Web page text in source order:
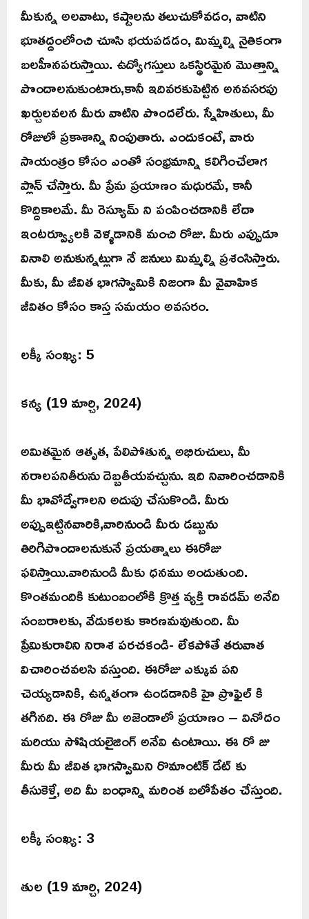
మీకున్న అలవాటు, కష్టాలను తలుచుకోవడం, వాటిని
భూతద్దంలోంచి చూసి భయపడడం, మిమ్మల్ని నైతికంగా
బలహీనపరుస్తాయి. ఉద్యోగస్తులు ఒకస్థిరమైన మొత్తాన్ని
పొందాలనుకుంటారు,కానీ ఇదివరకుపెట్టిన అనవసరపు
ఖర్చులవలన మీరు వాటిని పొందలేరు. స్నేహితులు, మీ
రోజులో ప్రకాశాన్ని నింపుతారు. ఎందుకంటే, వారు
సాయంత్రం కోసం ఎంతో సంభ్రమాన్ని కలిగించేలాగ
ప్లాన్ చేస్తారు. మీ ప్రేమ ప్రయాణం మధురమే, కానీ
కొద్దికాలమే. మీ రెస్యూమ్ ని పంపించడానికి లేదా
ఇంటర్వ్యూలకి వెళ్ళడానికి మంచి రోజు. మీరు ఎప్పుడూ
వినాలి అనుకున్నట్లుగా నే జనులు మిమ్మల్ని ప్రశంసిస్తారు.
మీకు, మీ జీవిత భాగస్వామికి నిజంగా మీ వైవాహిక
జీవితం కోసం కాస్త సమయం అవసరం.
లక్కీ సంఖ్య: 5
కన్య (19 మార్చి, 2024)
అమితమైన ఆతృత, పేలిపోతున్న అభిరుచులు, మీ
నరాలపనితీరును దెబ్బతీయవచ్చును. ఇది నివారించడానికి
మీ భావోద్వేగాలని అదుపు చేసుకొండి. మీరు
అప్పుఇట్చినవారికి,వారినుండి మీరు డబ్బును
తిరిగిపొందాలనుకునే ప్రయత్నాలు ఈరోజు
ఫలిస్తాయి.వారినుండి మీకు ధనము అందుతుంది.
కొంతమందికి కుటుంబంలోకి క్రొత్త వ్యక్తి రావడమ్ అనేది
సంబరాలకు, వేడుకలకు కారణమవుతుంది. మీ
ప్రేమికురాలిని నిరాశ పరచకండి- లేకపోతే తరువాత
విచారించవలసి వస్తుంది. ఈరోజు ఎక్కువ పని
చెయ్యడానికి, ఉన్నతంగా ఉండడానికి హై ప్రొఫైల్ కి
తగినది. ఈ రోజు మీ అజెండాలో ప్రయాణం – వినోదం
మరియు సోషియలైజింగ్ అనేవి ఉంటాయి. ఈ రో జు
మీరు మీ జీవిత భాగస్వామిని రొమాంటిక్ డేట్ కు
తీసుకెళ్తే, అది మీ బంధాన్ని మరింత బలోపేతం చేస్తుంది.
లక్కీ సంఖ్య: 3
తుల (19 మార్చి, 2024)